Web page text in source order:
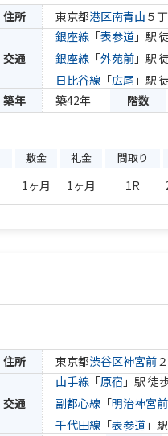
住所 東京都港区南青山 ５
交通
銀座線 「表参道 」駅
銀座線 「外苑前 」駅
日比谷線 「広尾 」駅
築年
築42年 階数
敷金 礼金 間取り
1ヶ月 1ヶ月 1R
住所 東京都渋谷区神宮前
交通
山手線 「原宿 」駅 徒
副都心線 「明治神宮前
千代田線 「表参道 」